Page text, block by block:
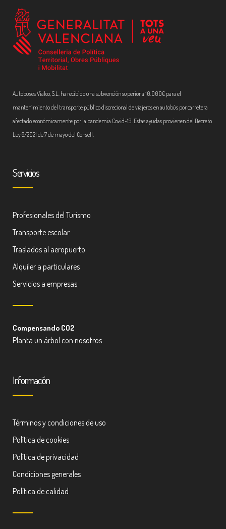
Autobuses Vialco, S.L. ha recibido una subvención superior a 10.000€ para el
mantenimiento del transporte público discrecional de viajeros en autobús por carretera
afectado económicamente por la pandemia Covid-19. Estas ayudas provienen del Decreto
Ley 8/2021 de 7 de mayo del Consell.
Servicios
Profesionales del Turismo
Transporte escolar
Traslados al aeropuerto
Alquiler a particulares
Servicios a empresas
Compensando CO2
Planta un árbol con nosotros
Información
Términos y condiciones de uso
Política de cookies
Política de privacidad
Condiciones generales
Política de calidad